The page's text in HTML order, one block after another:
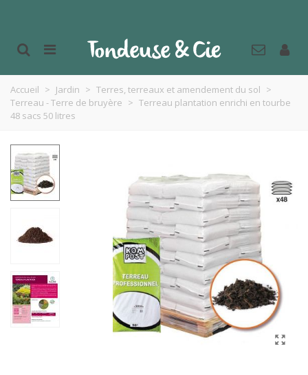
Accueil > Jardin > Terres, terreaux et amendement du sol >
Terreau - Terre de bruyère > Terreau plantation enrichi en tourbe
48 sacs 50 litres